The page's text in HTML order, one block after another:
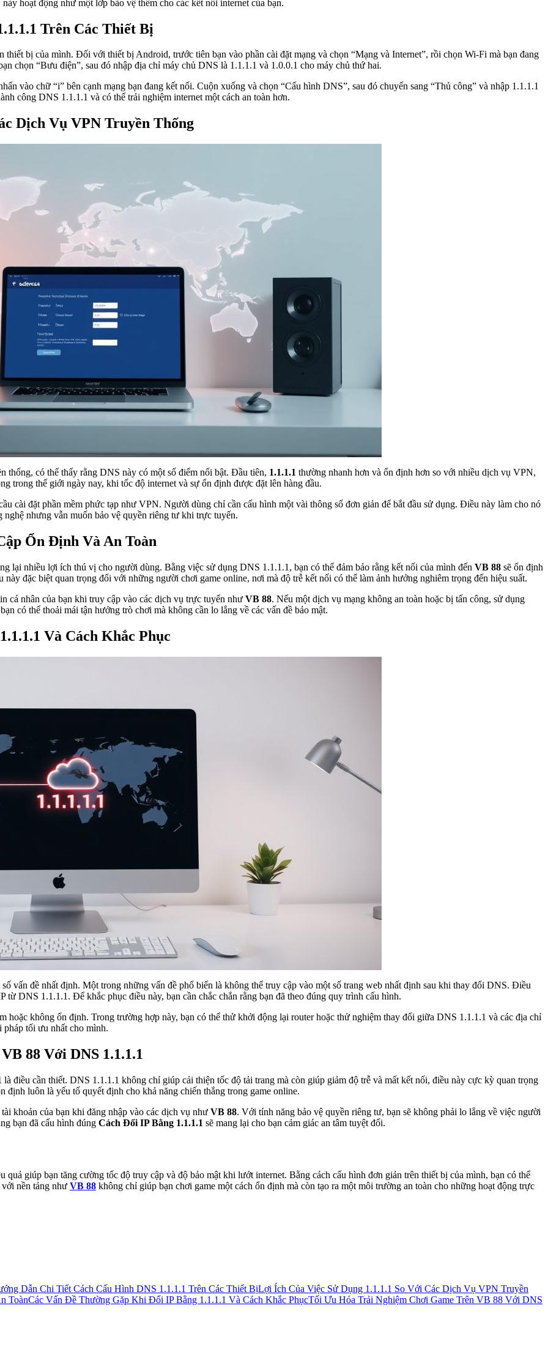
hoạt động như một lớp bảo vệ thêm cho các kết nối internet của bạn.
Trên Các Thiết Bị
thiết bị của mình. Đối với thiết bị Android, trước tiên bạn vào phần cài đặt mạng và chọn “Mạng và Internet”, rồi chọn Wi-Fi mà bạn đang
chọn “Bưu điện”, sau đó nhập địa chỉ máy chủ DNS là 1.1.1.1 và 1.0.0.1 cho máy chủ thứ hai.
vào chữ “i” bên cạnh mạng bạn đang kết nối. Cuộn xuống và chọn “Cấu hình DNS”, sau đó chuyển sang “Thủ công” và nhập 1.1.1.1
công DNS 1.1.1.1 và có thể trải nghiệm internet một cách an toàn hơn.
Dịch Vụ VPN Truyền Thống
thống, có thể thấy rằng DNS này có một số điểm nổi bật. Đầu tiên, 1.1.1.1 thường nhanh hơn và ổn định hơn so với nhiều dịch vụ VPN,
trong thế giới ngày nay, khi tốc độ internet và sự ổn định được đặt lên hàng đầu.
cài đặt phần mềm phức tạp như VPN. Người dùng chỉ cần cấu hình một vài thông số đơn giản để bắt đầu sử dụng. Điều này làm cho nó
nhưng vẫn muốn bảo vệ quyền riêng tư khi trực tuyến.
Ổn Định Và An Toàn
lại nhiều lợi ích thú vị cho người dùng. Bằng việc sử dụng DNS 1.1.1.1, bạn có thể đảm bảo rằng kết nối của mình đến VB 88 sẽ ổn định
đặc biệt quan trọng đối với những người chơi game online, nơi mà độ trễ kết nối có thể làm ảnh hưởng nghiêm trọng đến hiệu suất.
cá nhân của bạn khi truy cập vào các dịch vụ trực tuyến như VB 88. Nếu một dịch vụ mạng không an toàn hoặc bị tấn công, sử dụng
có thể thoải mái tận hưởng trò chơi mà không cần lo lắng về các vấn đề bảo mật.
Và Cách Khắc Phục
vấn đề nhất định. Một trong những vấn đề phổ biến là không thể truy cập vào một số trang web nhất định sau khi thay đổi DNS. Điều
từ DNS 1.1.1.1. Để khắc phục điều này, bạn cần chắc chắn rằng bạn đã theo đúng quy trình cấu hình.
hoặc không ổn định. Trong trường hợp này, bạn có thể thử khởi động lại router hoặc thử nghiệm thay đổi giữa DNS 1.1.1.1 và các địa chỉ
pháp tối ưu nhất cho mình.
VB 88 Với DNS 1.1.1.1
là điều cần thiết. DNS 1.1.1.1 không chỉ giúp cải thiện tốc độ tải trang mà còn giúp giảm độ trễ và mất kết nối, điều này cực kỳ quan trọng
luôn là yếu tố quyết định cho khả năng chiến thắng trong game online.
khoản của bạn khi đăng nhập vào các dịch vụ như VB 88. Với tính năng bảo vệ quyền riêng tư, bạn sẽ không phải lo lắng về việc người
bạn đã cấu hình đúng Cách Đổi IP Bằng 1.1.1.1 sẽ mang lại cho bạn cảm giác an tâm tuyệt đối.
quả giúp bạn tăng cường tốc độ truy cập và độ bảo mật khi lướt internet. Bằng cách cấu hình đơn giản trên thiết bị của mình, bạn có thể
nền tảng như VB 88 không chỉ giúp bạn chơi game một cách ổn định mà còn tạo ra một môi trường an toàn cho những hoạt động trực
Dẫn Chi Tiết Cách Cấu Hình DNS 1.1.1.1 Trên Các Thiết BịLợi Ích Của Việc Sử Dụng 1.1.1.1 So Với Các Dịch Vụ VPN Truyền
ToànCác Vấn Đề Thường Gặp Khi Đổi IP Bằng 1.1.1.1 Và Cách Khắc PhụcTối Ưu Hóa Trải Nghiệm Chơi Game Trên VB 88 Với DNS